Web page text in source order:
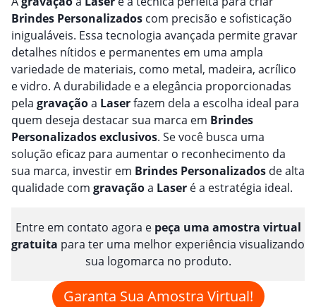
Brindes Personalizados com precisão e sofisticação
inigualáveis. Essa tecnologia avançada permite gravar
detalhes nítidos e permanentes em uma ampla
variedade de materiais, como metal, madeira, acrílico
e vidro. A durabilidade e a elegância proporcionadas
pela gravaçãoa Laserfazem dela a escolha ideal para
quem deseja destacar sua marca em Brindes
Personalizadosexclusivos. Se você busca uma
solução eficaz para aumentar o reconhecimento da
sua marca, investir em Brindes Personalizados de alta
qualidade com gravaçãoa Laser é a estratégia ideal.
Entre em contato agora e peça uma amostra virtual
gratuita para ter uma melhor experiência visualizando
sua logomarca no produto.
Garanta Sua Amostra Virtual!